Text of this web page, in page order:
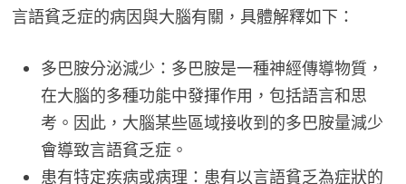
言語貧乏症的病因與大腦有關，具體解釋如下：
多巴胺分泌減少：多巴胺是一種神經傳導物質，
在大腦的多種功能中發揮作用，包括語言和思
考。因此，大腦某些區域接收到的多巴胺量減少
會導致言語貧乏症。
患有特定疾病或病理：患有以言語貧乏為症狀的